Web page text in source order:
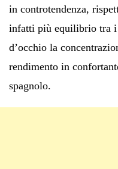
in controtendenza,
infatti più equilibrio tra i
d’occhio la
rendimento in
spagnolo.